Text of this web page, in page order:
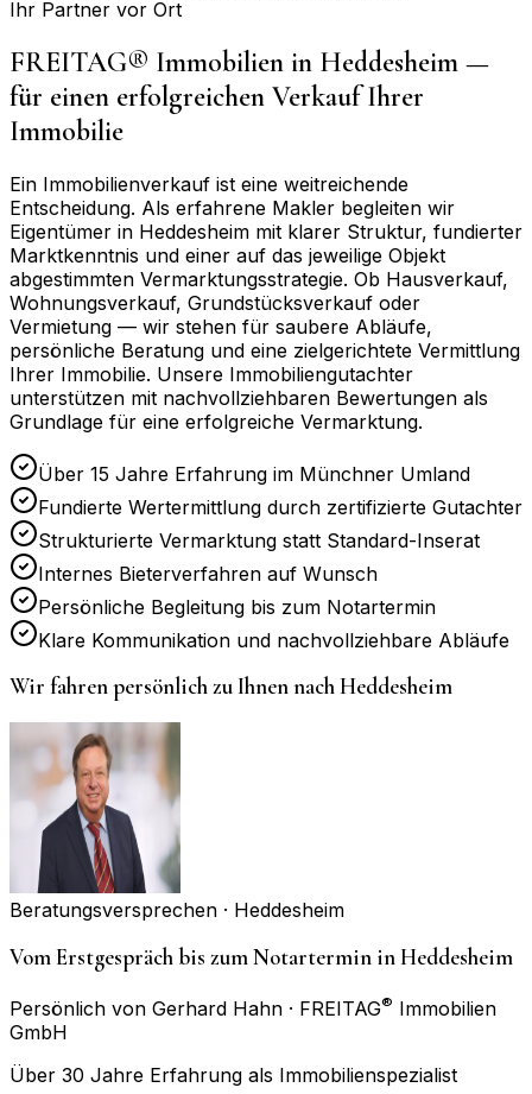
Ihr Partner vor Ort
FREITAG® Immobilien in Heddesheim —
für einen erfolgreichen Verkauf Ihrer
Immobilie
Ein Immobilienverkauf ist eine weitreichende
Entscheidung. Als erfahrene Makler begleiten wir
Eigentümer in Heddesheim mit klarer Struktur, fundierter
Marktkenntnis und einer auf das jeweilige Objekt
abgestimmten Vermarktungsstrategie. Ob Hausverkauf,
Wohnungsverkauf, Grundstücksverkauf oder
Vermietung — wir stehen für saubere Abläufe,
persönliche Beratung und eine zielgerichtete Vermittlung
Ihrer Immobilie. Unsere Immobiliengutachter
unterstützen mit nachvollziehbaren Bewertungen als
Grundlage für eine erfolgreiche Vermarktung.
Über 15 Jahre Erfahrung im Münchner Umland
Fundierte Wertermittlung durch zertifizierte Gutachter
Strukturierte Vermarktung statt Standard-Inserat
Internes Bieterverfahren auf Wunsch
Persönliche Begleitung bis zum Notartermin
Klare Kommunikation und nachvollziehbare Abläufe
Wir fahren persönlich zu Ihnen nachHeddesheim
Beratungsversprechen · Heddesheim
Vom Erstgespräch bis zum Notartermin in Heddesheim
Persönlich von Gerhard Hahn · FREITAG® Immobilien
GmbH
Über 30 Jahre Erfahrung als Immobilienspezialist